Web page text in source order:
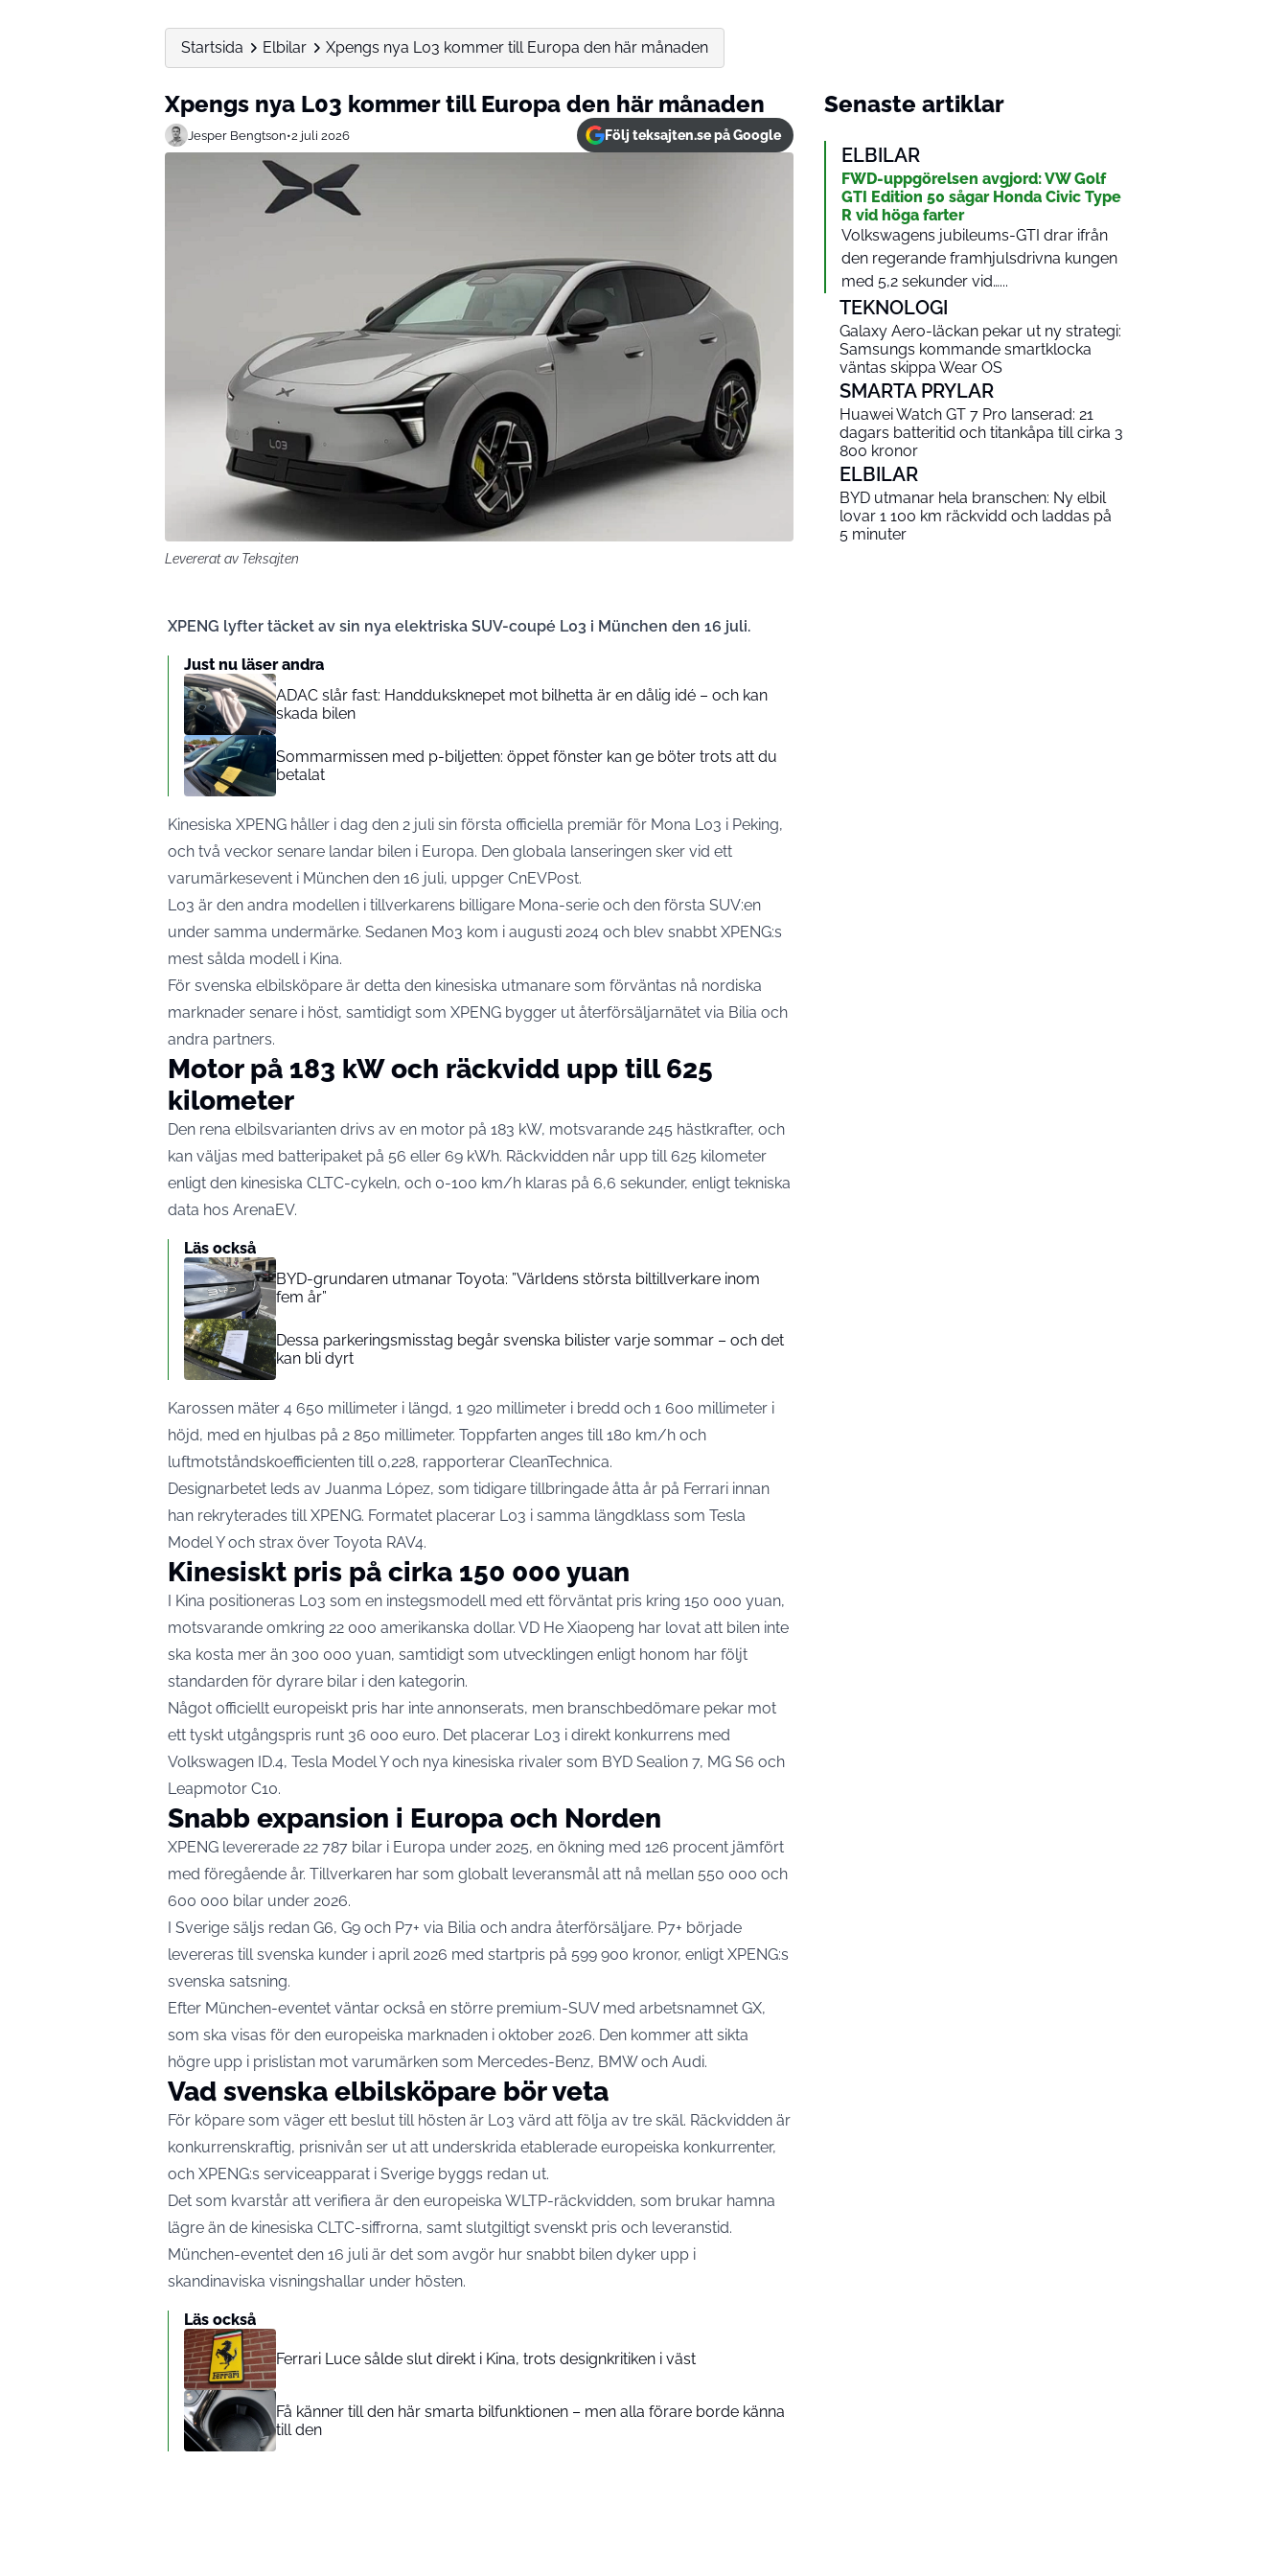
Startsida Elbilar Xpengs nya L03 kommer till Europa den här månaden
Xpengs nya L03 kommer till Europa den här månaden
Jesper Bengtson•2 juli 2026 Följ teksajten.se på Google
Levererat av Teksajten
XPENG lyfter täcket av sin nya elektriska SUV-coupé L03 i München den 16 juli.
Just nu läser andra
ADAC slår fast: Handduksknepet mot bilhetta är en dålig idé – och kan
skada bilen
Sommarmissen med p-biljetten: öppet fönster kan ge böter trots att du
betalat
Kinesiska XPENG håller i dag den 2 juli sin första officiella premiär för Mona L03 i Peking,
och två veckor senare landar bilen i Europa. Den globala lanseringen sker vid ett
varumärkesevent i München den 16 juli, uppger CnEVPost.
L03 är den andra modellen i tillverkarens billigare Mona-serie och den första SUV:en
under samma undermärke. Sedanen M03 kom i augusti 2024 och blev snabbt XPENG:s
mest sålda modell i Kina.
För svenska elbilsköpare är detta den kinesiska utmanare som förväntas nå nordiska
marknader senare i höst, samtidigt som XPENG bygger ut återförsäljarnätet via Bilia och
andra partners.
Motor på 183 kW och räckvidd upp till 625
kilometer
Den rena elbilsvarianten drivs av en motor på 183 kW, motsvarande 245 hästkrafter, och
kan väljas med batteripaket på 56 eller 69 kWh. Räckvidden når upp till 625 kilometer
enligt den kinesiska CLTC-cykeln, och 0-100 km/h klaras på 6,6 sekunder, enligt tekniska
data hos ArenaEV.
Läs också
BYD-grundaren utmanar Toyota: ”Världens största biltillverkare inom
fem år”
Dessa parkeringsmisstag begår svenska bilister varje sommar – och det
kan bli dyrt
Karossen mäter 4 650 millimeter i längd, 1 920 millimeter i bredd och 1 600 millimeter i
höjd, med en hjulbas på 2 850 millimeter. Toppfarten anges till 180 km/h och
luftmotståndskoefficienten till 0,228, rapporterar CleanTechnica.
Designarbetet leds av Juanma López, som tidigare tillbringade åtta år på Ferrari innan
han rekryterades till XPENG. Formatet placerar L03 i samma längdklass som Tesla
Model Y och strax över Toyota RAV4.
Kinesiskt pris på cirka 150 000 yuan
I Kina positioneras L03 som en instegsmodell med ett förväntat pris kring 150 000 yuan,
motsvarande omkring 22 000 amerikanska dollar. VD He Xiaopeng har lovat att bilen inte
ska kosta mer än 300 000 yuan, samtidigt som utvecklingen enligt honom har följt
standarden för dyrare bilar i den kategorin.
Något officiellt europeiskt pris har inte annonserats, men branschbedömare pekar mot
ett tyskt utgångspris runt 36 000 euro. Det placerar L03 i direkt konkurrens med
Volkswagen ID.4, Tesla Model Y och nya kinesiska rivaler som BYD Sealion 7, MG S6 och
Leapmotor C10.
Snabb expansion i Europa och Norden
XPENG levererade 22 787 bilar i Europa under 2025, en ökning med 126 procent jämfört
med föregående år. Tillverkaren har som globalt leveransmål att nå mellan 550 000 och
600 000 bilar under 2026.
I Sverige säljs redan G6, G9 och P7+ via Bilia och andra återförsäljare. P7+ började
levereras till svenska kunder i april 2026 med startpris på 599 900 kronor, enligt XPENG:s
svenska satsning.
Efter München-eventet väntar också en större premium-SUV med arbetsnamnet GX,
som ska visas för den europeiska marknaden i oktober 2026. Den kommer att sikta
högre upp i prislistan mot varumärken som Mercedes-Benz, BMW och Audi.
Vad svenska elbilsköpare bör veta
För köpare som väger ett beslut till hösten är L03 värd att följa av tre skäl. Räckvidden är
konkurrenskraftig, prisnivån ser ut att underskrida etablerade europeiska konkurrenter,
och XPENG:s serviceapparat i Sverige byggs redan ut.
Det som kvarstår att verifiera är den europeiska WLTP-räckvidden, som brukar hamna
lägre än de kinesiska CLTC-siffrorna, samt slutgiltigt svenskt pris och leveranstid.
München-eventet den 16 juli är det som avgör hur snabbt bilen dyker upp i
skandinaviska visningshallar under hösten.
Läs också
Ferrari Luce sålde slut direkt i Kina, trots designkritiken i väst
Få känner till den här smarta bilfunktionen – men alla förare borde känna
till den
Senaste artiklar
ELBILAR
FWD-uppgörelsen avgjord: VW Golf
GTI Edition 50 sågar Honda Civic Type
R vid höga farter
Volkswagens jubileums-GTI drar ifrån
den regerande framhjulsdrivna kungen
med 5,2 sekunder vid…...
TEKNOLOGI
Galaxy Aero-läckan pekar ut ny strategi:
Samsungs kommande smartklocka
väntas skippa Wear OS
SMARTA PRYLAR
Huawei Watch GT 7 Pro lanserad: 21
dagars batteritid och titankåpa till cirka 3
800 kronor
ELBILAR
BYD utmanar hela branschen: Ny elbil
lovar 1 100 km räckvidd och laddas på
5 minuter